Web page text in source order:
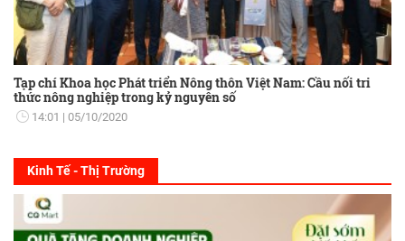
Tạp chí Khoa học Phát triển Nông thôn Việt Nam: Cầu nối tri
thức nông nghiệp trong kỷ nguyên số
14:01 05/10/2020
Kinh Tế - Thị Trường